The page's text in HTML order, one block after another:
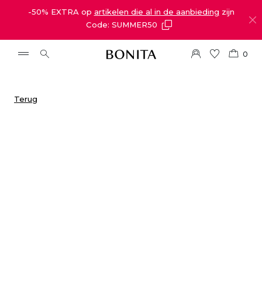
-50% EXTRA op artikelen die al in de aanbieding zijn
Code: SUMMER50
0
Terug